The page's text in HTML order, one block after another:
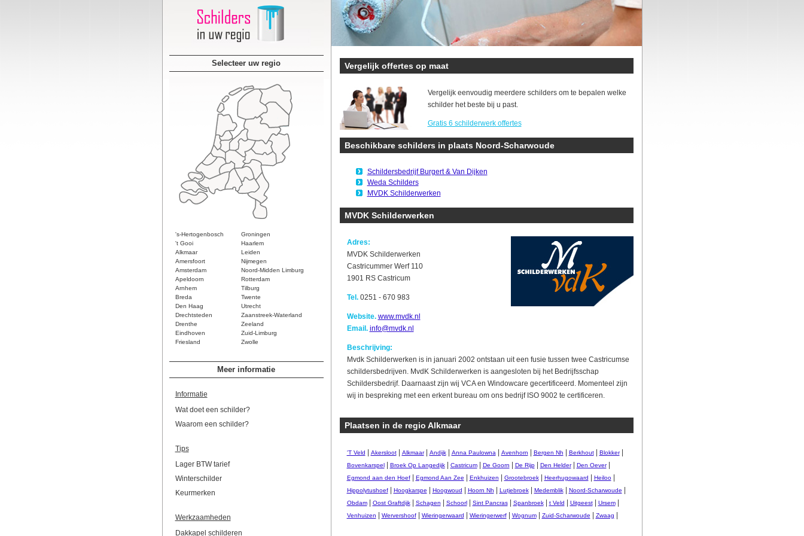
Selecteer uw regio
's-Hertogenbosch
Groningen
't Gooi
Haarlem
Alkmaar
Leiden
Amersfoort
Nijmegen
Amsterdam
Noord-Midden Limburg
Apeldoorn
Rotterdam
Arnhem
Tilburg
Breda
Twente
Den Haag
Utrecht
Drechtsteden
Zaanstreek-Waterland
Drenthe
Zeeland
Eindhoven
Zuid-Limburg
Friesland
Zwolle
Meer informatie
Informatie
Wat doet een schilder?
Waarom een schilder?
Tips
Lager BTW tarief
Winterschilder
Keurmerken
Werkzaamheden
Dakkapel schilderen
Vergelijk offertes op maat
Vergelijk eenvoudig meerdere schilders om te bepalen welke
schilder het beste bij u past.
Gratis 6 schilderwerk offertes
Beschikbare schilders in plaats Noord-Scharwoude
Schildersbedrijf Burgert & Van Dijken
Weda Schilders
MVDK Schilderwerken
MVDK Schilderwerken
Adres:
MVDK Schilderwerken
Castricummer Werf 110
1901 RS Castricum
Tel.0251 - 670 983
Website. www.mvdk.nl
Email. info@mvdk.nl
Beschrijving:
Mvdk Schilderwerken is in januari 2002 ontstaan uit een fusie tussen twee Castricumse
schildersbedrijven. MvdK Schilderwerken is aangesloten bij het Bedrijfsschap
Schildersbedrijf. Daarnaast zijn wij VCA en Windowcare gecertificeerd. Momenteel zijn
wij in bespreking met een erkent bureau om ons bedrijf ISO 9002 te certificeren.
Plaatsen in de regio Alkmaar
'T Veld Akersloot| Alkmaar| Andijk| Anna Paulowna| Avenhorn Bergen Nh Berkhout| Blokker|
Bovenkarspel| Broek Op Langedijk| Castricum| De Goorn De Rijp| Den Helder| Den Oever|
Egmond aan den Hoef| Egmond Aan Zee Enkhuizen Grootebroek| Heerhugowaard Heiloo|
Hippolytushoef| Hoogkarspe Hoogwoud Hoorn Nh Lutjebroek| Medemblik| Noord-Scharwoude
Obdam| Oost Graftdijk| Schagen Schoorl| Sint Pancras| Spanbroek| t Veld Uitgeest| Ursem|
Venhuizen Wervershoof| Wieringerwaard Wieringerwerf| Wognum| Zuid-Scharwoude Zwaag